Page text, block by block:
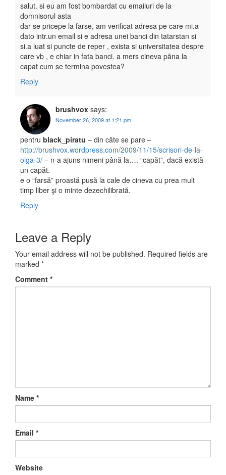
salut. si eu am fost bombardat cu emailuri de la
domnisorul asta
dar se pricepe la farse, am verificat adresa pe care mi.a
dato intr.un email si e adresa unei banci din tatarstan si
si.a luat si puncte de reper , exista si universitatea despre
care vb , e chiar in fata banci. a mers cineva pâna la
capat cum se termina povestea?
Reply
brushvox says:
November 26, 2009 at 1:21 pm
pentru black_piratu – din câte se pare –
http://brushvox.wordpress.com/2009/11/15/scrisori-de-la-
olga-3/ – n-a ajuns nimeni până la…. “capăt”, dacă există
un capăt.
e o “farsă” proastă pusă la cale de cineva cu prea mult
timp liber şi o minte dezechilibrată.
Reply
Leave a Reply
Your email address will not be published. Required fields are
marked *
Comment *
Name *
Email *
Website